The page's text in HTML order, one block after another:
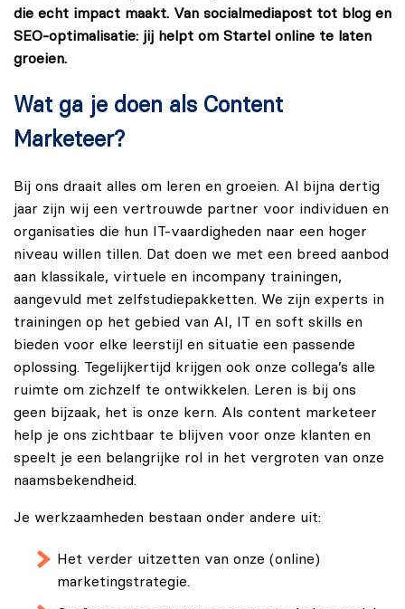
die echt impact maakt. Van socialmediapost tot blog en
SEO-optimalisatie: jij helpt om Startel online te laten
groeien.
Wat ga je doen als Content
Marketeer?
Bij ons draait alles om leren en groeien. Al bijna dertig
jaar zijn wij een vertrouwde partner voor individuen en
organisaties die hun IT-vaardigheden naar een hoger
niveau willen tillen. Dat doen we met een breed aanbod
aan klassikale, virtuele en incompany trainingen,
aangevuld met zelfstudiepakketten. We zijn experts in
trainingen op het gebied van AI, IT en soft skills en
bieden voor elke leerstijl en situatie een passende
oplossing. Tegelijkertijd krijgen ook onze collega’s alle
ruimte om zichzelf te ontwikkelen. Leren is bij ons
geen bijzaak, het is onze kern. Als content marketeer
help je ons zichtbaar te blijven voor onze klanten en
speelt je een belangrijke rol in het vergroten van onze
naamsbekendheid.
Je werkzaamheden bestaan onder andere uit:
Het verder uitzetten van onze (online)
marketingstrategie.